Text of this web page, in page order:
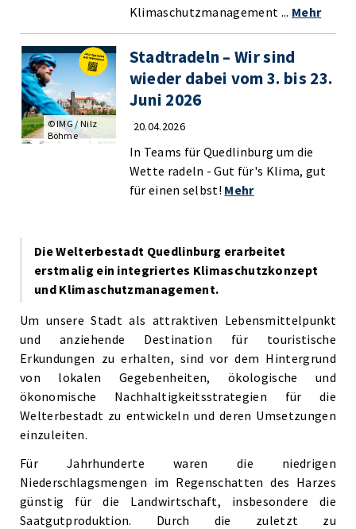
Klimaschutzmanagement ... Mehr
Stadtradeln – Wir sind
wieder dabei vom 3. bis 23.
Juni 2026
20.04.2026
In Teams für Quedlinburg um die
Wette radeln - Gut für's Klima, gut
für einen selbst! Mehr
© IMG / Nilz
Böhme
Die Welterbestadt Quedlinburg erarbeitet
erstmalig ein integriertes Klimaschutzkonzept
und Klimaschutzmanagement.
Um unsere Stadt als attraktiven Lebensmittelpunkt
und anziehende Destination für touristische
Erkundungen zu erhalten, sind vor dem Hintergrund
von lokalen Gegebenheiten, ökologische und
ökonomische Nachhaltigkeitsstrategien für die
Welterbestadt zu entwickeln und deren Umsetzungen
einzuleiten.
Für Jahrhunderte waren die niedrigen
Niederschlagsmengen im Regenschatten des Harzes
günstig für die Landwirtschaft, insbesondere die
Saatgutproduktion. Durch die zuletzt zu